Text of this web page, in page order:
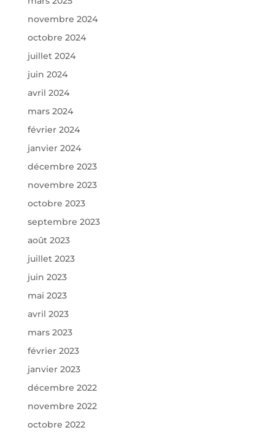
novembre 2024
octobre 2024
juillet 2024
juin 2024
avril 2024
mars 2024
février 2024
janvier 2024
décembre 2023
novembre 2023
octobre 2023
septembre 2023
août 2023
juillet 2023
juin 2023
mai 2023
avril 2023
mars 2023
février 2023
janvier 2023
décembre 2022
novembre 2022
octobre 2022